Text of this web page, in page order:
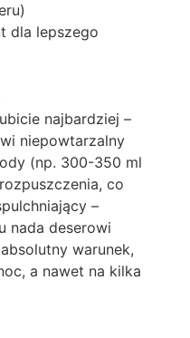
dla lepszego
najbardziej –
niepowtarzalny
(np. 300-350 ml
co
–
nada deserowi
warunek,
a nawet na kilka